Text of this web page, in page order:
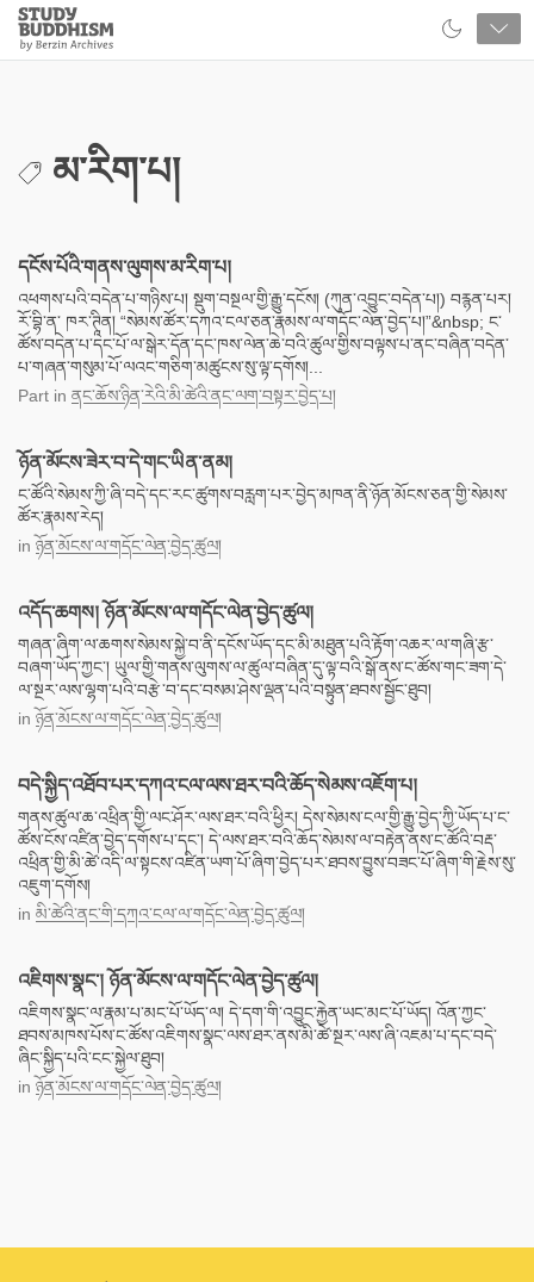
Close
Study
Buddhism
མ་རིག་པ།
དངོས་པོའི་གནས་ལུགས་མ་རིག་པ།
འཕགས་པའི་བདེན་པ་གཉིས་པ། སྡུག་བསྔལ་གྱི་རྒྱུ་དངོས། (ཀུན་འབྱུང་བདེན་པ།) བརྙན་པར།
རོ་བྷི་ན་ ཁར་ཊཱིན། “སེམས་ཚོར་དཀའ་ངལ་ཅན་རྣམས་ལ་གདོང་ལེན་བྱེད་པ།”&nbsp; ང་
ཚོས་བདེན་པ་དང་པོ་ལ་སྒེར་དོན་དང་ཁས་ལེན་ཆེ་བའི་ཚུལ་གྱིས་བལྟས་པ་ནང་བཞིན་བདེན་
པ་གཞན་གསུམ་པོ་ལའང་གཅིག་མཚུངས་སུ་ལྟ་དགོས།...
Part in ནང་ཆོས་ཉིན་རེའི་མི་ཚེའི་ནང་ལག་བསྟར་བྱེད་པ།
ཉོན་མོངས་ཟེར་བ་དེ་གང་ཡིན་ནམ།
ང་ཚོའི་སེམས་ཀྱི་ཞི་བདེ་དང་རང་ཚུགས་བརླག་པར་བྱེད་མཁན་ནི་ཉོན་མོངས་ཅན་གྱི་སེམས་
ཚོར་རྣམས་རེད།
in ཉོན་མོངས་ལ་གདོང་ལེན་བྱེད་ཚུལ།
འདོད་ཆགས། ཉོན་མོངས་ལ་གདོང་ལེན་བྱེད་ཚུལ།
གཞན་ཞིག་ལ་ཆགས་སེམས་སྐྱེ་བ་ནི་དངོས་ཡོད་དང་མི་མཐུན་པའི་རྟོག་འཆར་ལ་གཞི་རྩ་
བཞག་ཡོད་ཀྱང་། ཡུལ་གྱི་གནས་ལུགས་ལ་ཚུལ་བཞིན་དུ་ལྟ་བའི་སྒོ་ནས་ང་ཚོས་གང་ཟག་དེ་
ལ་སྔར་ལས་ལྷག་པའི་བརྩེ་བ་དང་བསམ་ཤེས་ལྡན་པའི་བསྟུན་ཐབས་སྦྱོང་ཐུབ།
in ཉོན་མོངས་ལ་གདོང་ལེན་བྱེད་ཚུལ།
བདེ་སྐྱིད་འཐོབ་པར་དཀའ་ངལ་ལས་ཐར་བའི་ཆོད་སེམས་འཇོག་པ།
གནས་ཚུལ་ཆ་འཕྲིན་གྱི་ལང་ཤོར་ལས་ཐར་བའི་ཕྱིར། དེས་སེམས་ངལ་གྱི་རྒྱུ་བྱེད་ཀྱི་ཡོད་པ་ང་
ཚོས་ངོས་འཛིན་བྱེད་དགོས་པ་དང་། དེ་ལས་ཐར་བའི་ཆོད་སེམས་ལ་བརྟེན་ནས་ང་ཚོའི་བརྡ་
འཕྲིན་གྱི་མི་ཚེ་འདི་ལ་སྟངས་འཛིན་ཡག་པོ་ཞིག་བྱེད་པར་ཐབས་བྱུས་བཟང་པོ་ཞིག་གི་རྗེས་སུ་
འཇུག་དགོས།
in མི་ཚེའི་ནང་གི་དཀའ་ངལ་ལ་གདོང་ལེན་བྱེད་ཚུལ།
འཇིགས་སྣང་། ཉོན་མོངས་ལ་གདོང་ལེན་བྱེད་ཚུལ།
འཇིགས་སྣང་ལ་རྣམ་པ་མང་པོ་ཡོད་ལ། དེ་དག་གི་འབྱུང་རྐྱེན་ཡང་མང་པོ་ཡོད། འོན་ཀྱང་
ཐབས་མཁས་པོས་ང་ཚོས་འཇིགས་སྣང་ལས་ཐར་ནས་མི་ཚེ་སྔར་ལས་ཞི་འཇམ་པ་དང་བདེ་
ཞིང་སྐྱིད་པའི་ངང་སྐྱེལ་ཐུབ།
in ཉོན་མོངས་ལ་གདོང་ལེན་བྱེད་ཚུལ།